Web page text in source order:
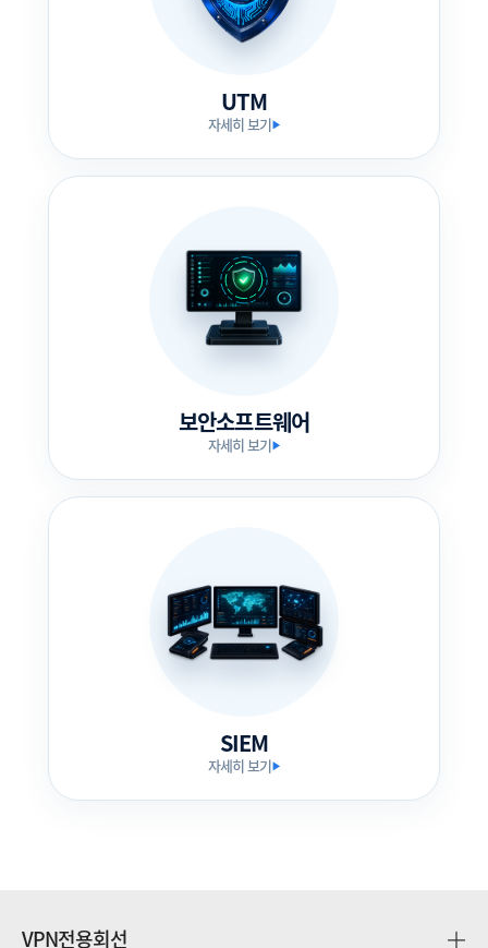
UTM
자세히 보기▶
보안소프트웨어
자세히 보기▶
SIEM
자세히 보기▶
VPN전용회선